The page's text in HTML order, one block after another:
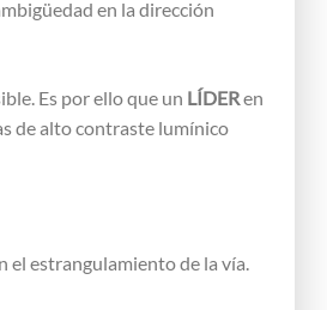
en la dirección
Es por ello que un LÍDERen
de alto contraste lumínico
el estrangulamiento de la vía.